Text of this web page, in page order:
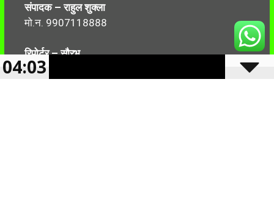
संपादक – राहुल शुक्ला
मो.न. 9907118888
रिपोर्टर – सौरभ
मो.न.-7499999906
04:03